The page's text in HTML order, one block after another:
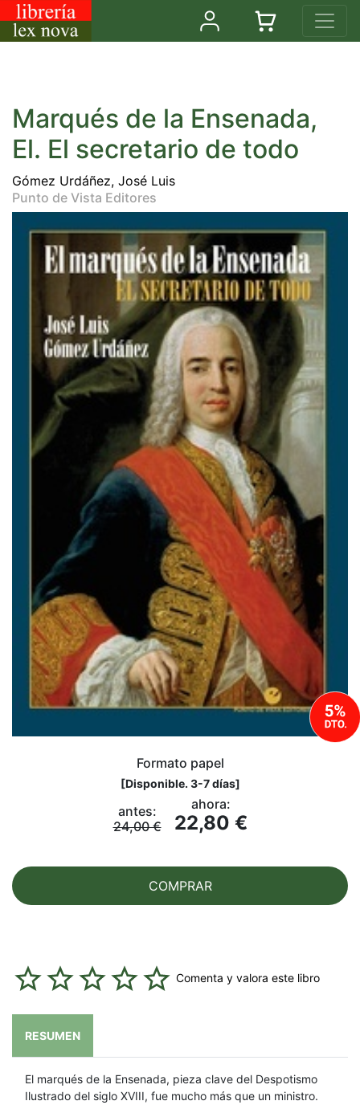
Marqués de la Ensenada,
El. El secretario de todo
Gómez Urdáñez, José Luis
Punto de Vista Editores
Formato papel
[Disponible. 3-7 días]
antes:
24,00 €
ahora:
22,80 €
COMPRAR
Comenta y valora este libro
RESUMEN
El marqués de la Ensenada, pieza clave del Despotismo
Ilustrado del siglo XVIII, fue mucho más que un ministro.